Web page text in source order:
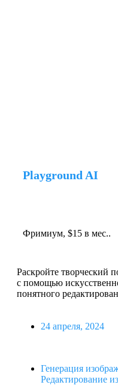
Playground AI
Фримиум, $15 в мес..
Раскройте творческий
с помощью
понятного
24 апреля, 2024
Генерация
Редактирование